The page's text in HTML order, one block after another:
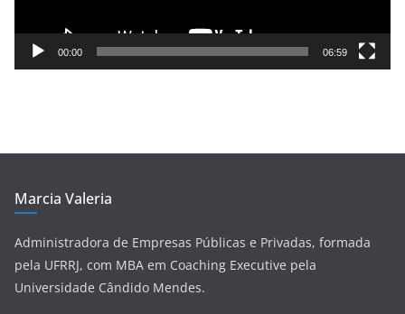
v
00:00 06:59
Marcia Valeria
Administradora de Empresas Públicas e Privadas, formada
pela UFRRJ, com MBA em Coaching Executive pela
Universidade Cândido Mendes.